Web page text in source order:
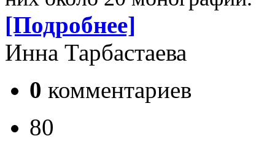
[Подробнее]
Инна Тарбастаева
0 комментариев
80